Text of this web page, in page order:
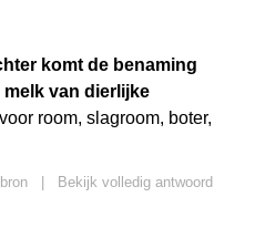
komt de benaming
van dierlijke
room, slagroom, boter,
Bekijk volledig antwoord